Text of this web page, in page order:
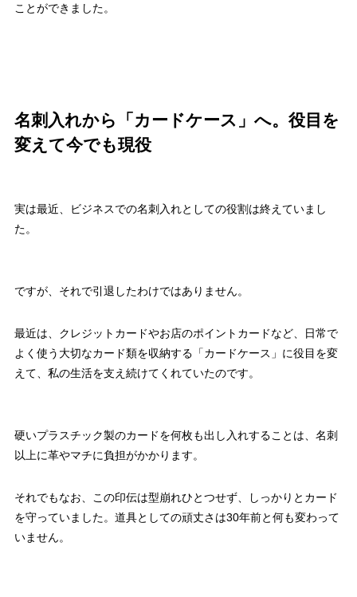
ことができました。
名刺入れから「カードケース」へ。役目を
変えて今でも現役
実は最近、ビジネスでの名刺入れとしての役割は終えていまし
た。
ですが、それで引退したわけではありません。
最近は、クレジットカードやお店のポイントカードなど、日常で
よく使う大切なカード類を収納する「カードケース」に役目を変
えて、私の生活を支え続けてくれていたのです。
硬いプラスチック製のカードを何枚も出し入れすることは、名刺
以上に革やマチに負担がかかります。
それでもなお、この印伝は型崩れひとつせず、しっかりとカード
を守っていました。道具としての頑丈さは30年前と何も変わって
いません。